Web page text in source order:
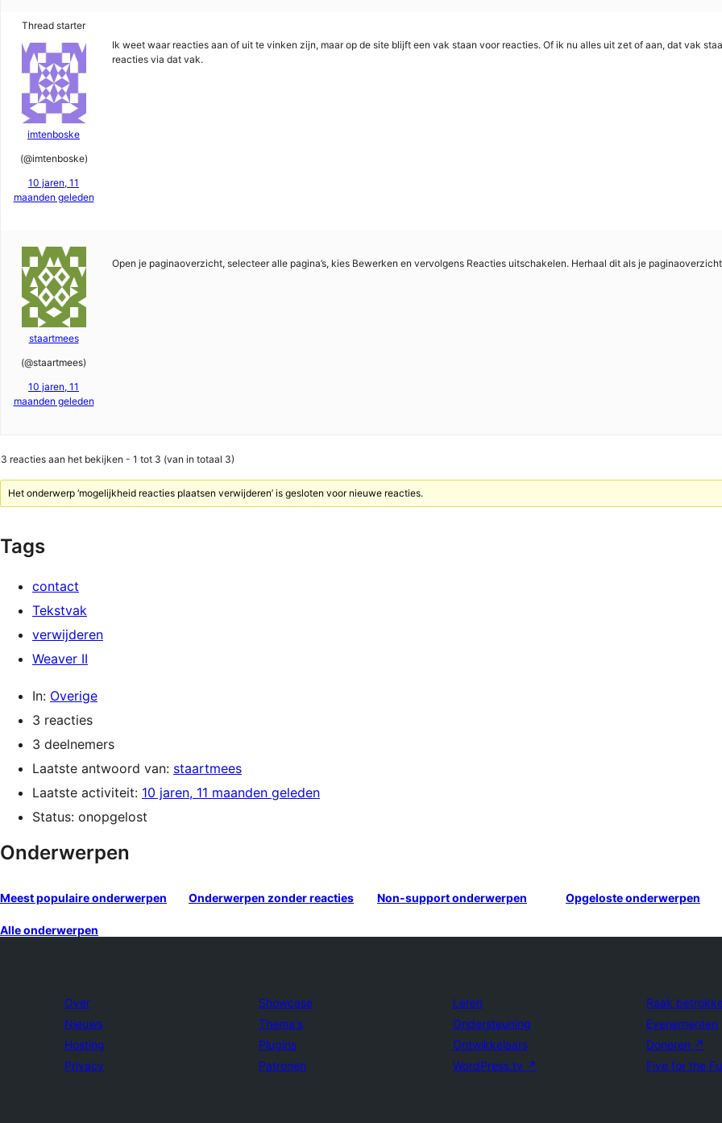
Thread starter
imtenboske
(@imtenboske)
10 jaren, 11
maanden geleden
Ik weet waar reacties aan of uit te vinken zijn, maar op de site blijft een vak staan voor reacties. Of ik nu alles uit zet of aan, dat vak
reacties via dat vak.
staartmees
(@staartmees)
10 jaren, 11
maanden geleden
Open je paginaoverzicht, selecteer alle pagina’s, kies Bewerken en vervolgens Reacties uitschakelen. Herhaal dit als je
3 reacties aan het bekijken - 1 tot 3 (van in totaal 3)
Het onderwerp ‘mogelijkheid reacties plaatsen verwijderen’ is gesloten voor nieuwe reacties.
Tags
contact
Tekstvak
verwijderen
Weaver II
In: Overige
3 reacties
3 deelnemers
Laatste antwoord van: staartmees
Laatste activiteit: 10 jaren, 11 maanden geleden
Status: onopgelost
Onderwerpen
Meest populaire onderwerpen Onderwerpen zonder reacties Non-support onderwerpen Opgeloste onderwerpen
Alle onderwerpen
Over
Nieuws
Hosting
Privacy
Showcase
Thema's
Plugins
Patronen
Leren
Ondersteuning
Ontwikkelaars
WordPress.tv ↗
Raak
Evenementen
Doneren ↗
Five for the